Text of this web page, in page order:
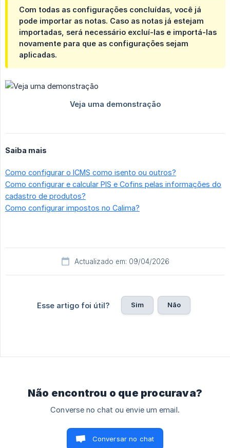
Com todas as configurações concluídas, você já
pode importar as notas. Caso as notas já estejam
importadas, será necessário excluí-las e importá-las
novamente para que as configurações sejam
aplicadas.
Saiba mais
Como configurar o ICMS como isento ou outros?
Como configurar e calcular PIS e Cofins pelas informações do
cadastro de produtos?
Como configurar impostos no Calima?
Actualizado em: 09/04/2026
Esse artigo foi útil? Sim Não
Não encontrou o que procurava?
Converse no chat ou envie um email.
Conversar no chat